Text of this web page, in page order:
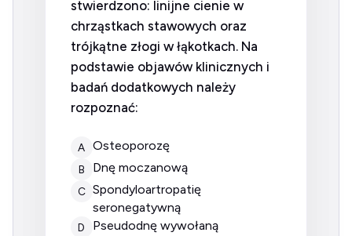
stwierdzono: linijne cienie w
chrząstkach stawowych oraz
trójkątne złogi w łąkotkach. Na
podstawie objawów klinicznych i
badań dodatkowych należy
rozpoznać:
A osteoporozę
B dnę moczanową
C spondyloartropatię
seronegatywną
D
pseudodnę wywołaną